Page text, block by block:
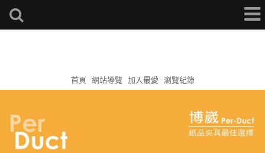
首頁 網站導覽 加入最愛 瀏覽紀錄